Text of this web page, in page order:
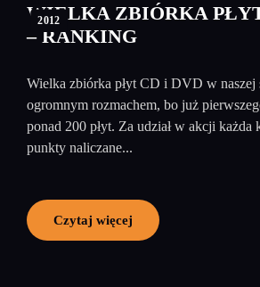
2012
WIELKA ZBIÓRKA
– RANKING
Wielka zbiórka płyt CD i DVD w naszej
ogromnym rozmachem, bo już
ponad 200 płyt. Za udział w akcji każda
punkty naliczane...
Czytaj więcej